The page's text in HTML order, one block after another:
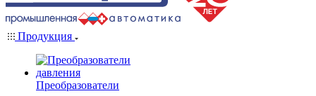
Продукция
Преобразователи